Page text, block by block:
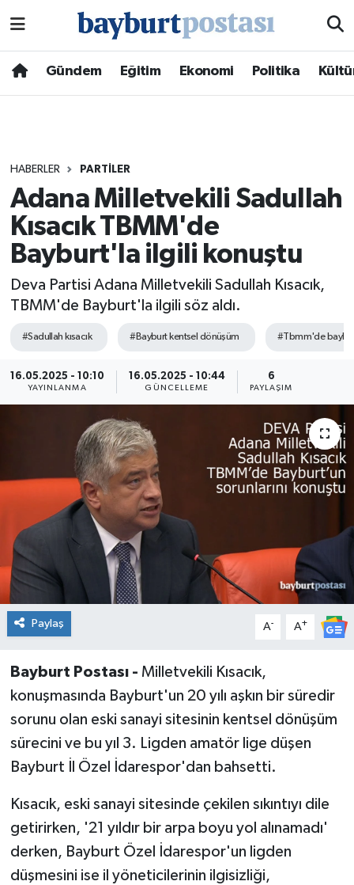
Gündem Eğitim Ekonomi Politika
HABERLER PARTILER
Adana Milletvekili Sadullah
Kısacık TBMM'de
Bayburt'la ilgili konuştu
Deva Partisi Adana Milletvekili Sadullah Kısacık,
TBMM'de Bayburt'la ilgili söz aldı.
#Sadullah kısacık #Bayburt kentsel dönüşüm #Tbmm'de
16.05.2025 - 10:10
YAYINLANMA
16.05.2025 - 10:44
GÜNCELLEME
6
PAYLAŞIM
Paylaş A- A+
Bayburt Postası - Milletvekili Kısacık,
konuşmasında Bayburt'un 20 yılı aşkın bir süredir
sorunu olan eski sanayi sitesinin kentsel dönüşüm
sürecini ve bu yıl 3. Ligden amatör lige düşen
Bayburt İl Özel İdarespor'dan bahsetti.
Kısacık, eski sanayi sitesinde çekilen sıkıntıyı dile
getirirken, '21 yıldır bir arpa boyu yol alınamadı'
derken, Bayburt Özel İdarespor'un ligden
düşmesini ise il yöneticilerinin ilgisizliği,
Hava Durumu
Süper Lig Puan Durumu ve Fikstür
Tüm Manşetler
Son Dakika Haberleri
Haber Arşivi